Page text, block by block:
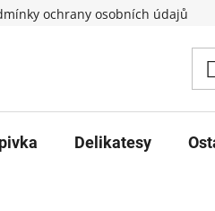
ochrany osobních údajů
Delikatesy